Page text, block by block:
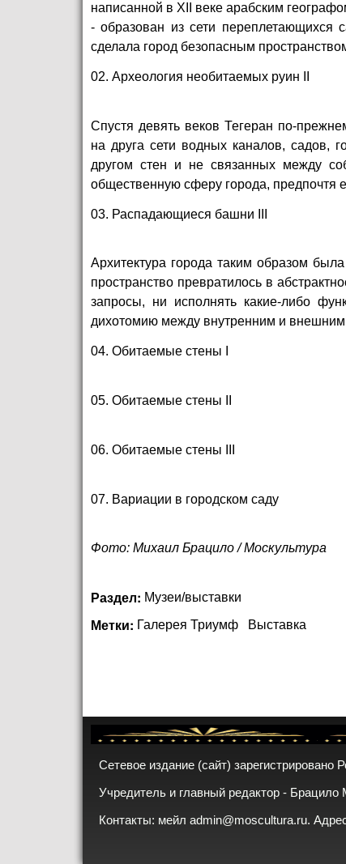
написанной в XII веке арабским
- образован из сети переплетающихся
сделала город безопасным
02. Археология необитаемых руин II
Спустя девять веков Тегеран по-
на друга сети водных каналов, садов,
другом стен и не связанных между
общественную сферу города, предпочтя
03. Распадающиеся башни III
Архитектура города таким образом
пространство превратилось в
запросы, ни исполнять какие-либо
дихотомию между внутренним и
04. Обитаемые стены I
05. Обитаемые стены II
06. Обитаемые стены III
07. Вариации в городском саду
Фото: Михаил Брацило / Москультура
Раздел: Музеи/выставки
Метки: Галерея Триумф Выставка
Сетевое издание (сайт)
Учредитель и главный редактор - Брацило
Контакты: мейл admin@moscultura.ru.